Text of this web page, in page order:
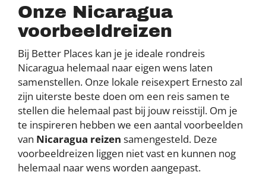
Onze Nicaragua
voorbeeldreizen
Bij Better Places kan je je ideale rondreis
Nicaragua helemaal naar eigen wens laten
samenstellen. Onze lokale reisexpert Ernesto zal
zijn uiterste beste doen om een reis samen te
stellen die helemaal past bij jouw reisstijl. Om je
te inspireren hebben we een aantal voorbeelden
van Nicaragua reizen samengesteld. Deze
voorbeeldreizen liggen niet vast en kunnen nog
helemaal naar wens worden aangepast.